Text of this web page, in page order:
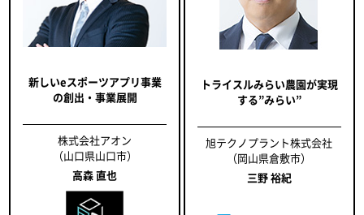
新しいeスポーツアプリ事業
の創出・事業展開
株式会社アオン
（山口県山口市）
高森 直也
トライスルみらい農園が実現
する”みらい”
旭テクノプラント株式会社
（岡山県倉敷市）
三野 裕紀